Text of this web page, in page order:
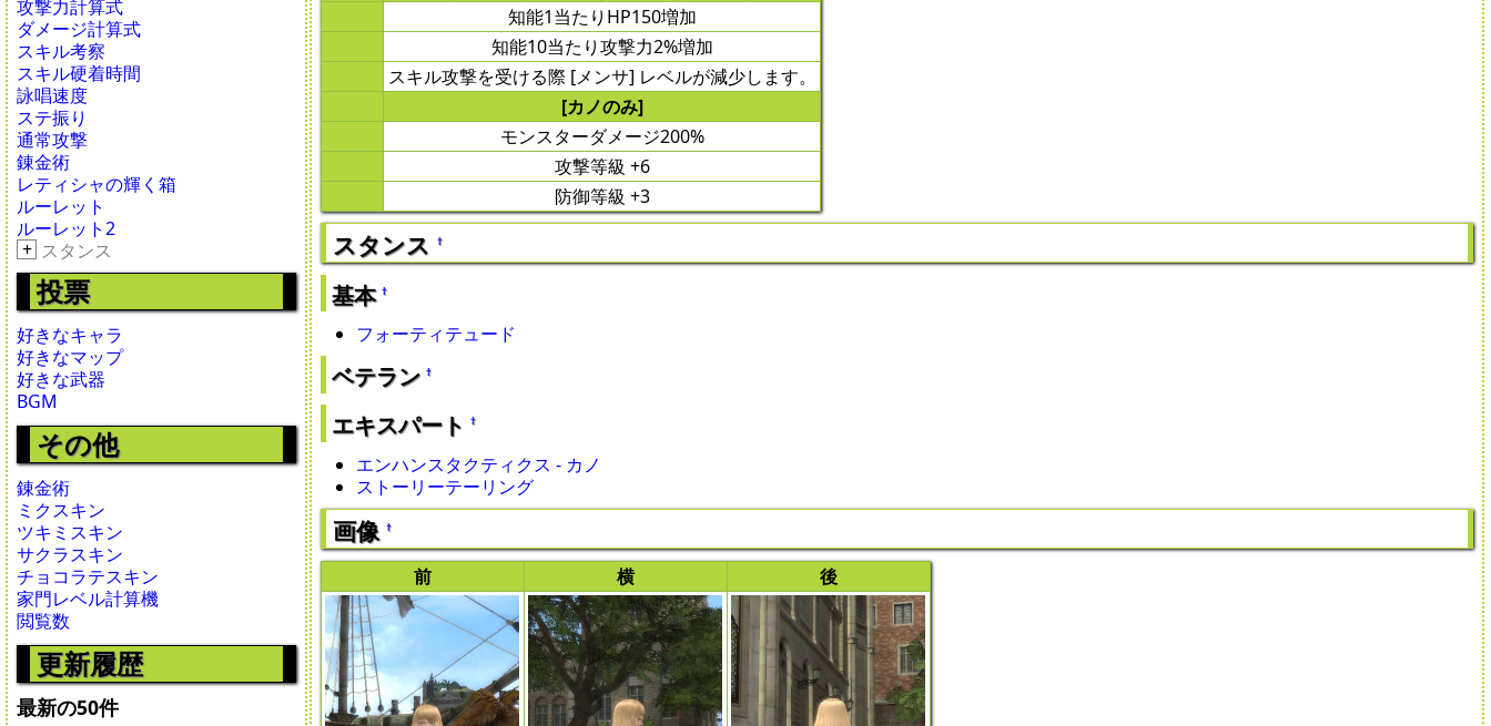
攻撃力計算式
ダメージ計算式
スキル考察
スキル硬着時間
詠唱速度
ステ振り
通常攻撃
錬金術
レティシャの輝く箱
ルーレット
ルーレット2
+ スタンス
投票
好きなキャラ
好きなマップ
好きな武器
BGM
その他
錬金術
ミクスキン
ツキミスキン
サクラスキン
チョコラテスキン
家門レベル計算機
閲覧数
更新履歴
最新の50件
知能1当たりHP150増加
知能10当たり攻撃力2%増加
スキル攻撃を受ける際 [メンサ] レベルが減少します。
[カノのみ]
モンスターダメージ200%
攻撃等級 +6
防御等級 +3
スタンス †
基本†
フォーティテュード
ベテラン†
エキスパート†
エンハンスタクティクス - カノ
ストーリーテーリング
画像 †
前 横 後